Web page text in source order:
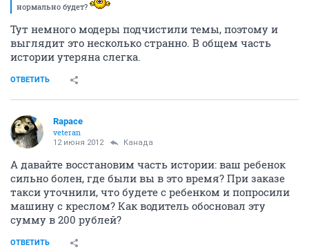
нормально будет?
Тут немного модеры подчистили темы, поэтому и
выглядит это несколько странно. В общем часть
истории утеряна слегка.
ОТВЕТИТЬ
Rapace
veteran
12 июня 2012 Канада
А давайте восстановим часть истории: ваш ребенок
сильно болен, где были вы в это время? При заказе
такси уточнили, что будете с ребенком и попросили
машину с креслом? Как водитель обосновал эту
сумму в 200 рублей?
ОТВЕТИТЬ